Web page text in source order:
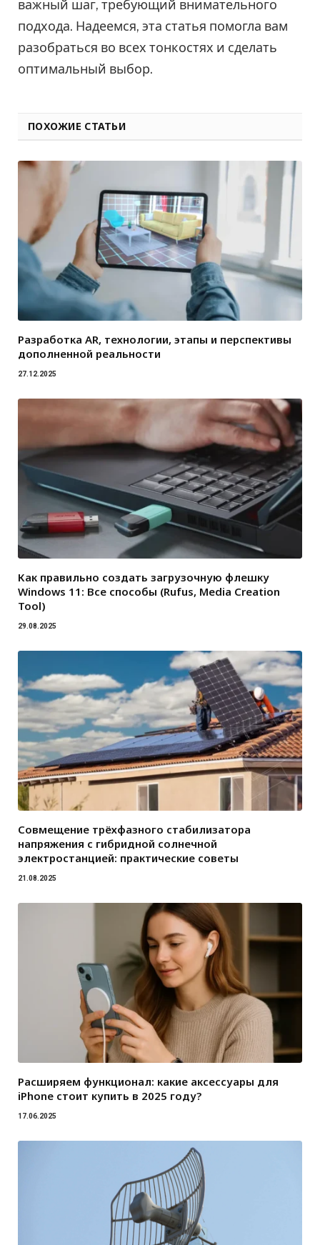
важный шаг, требующий внимательного
подхода. Надеемся, эта статья помогла вам
разобраться во всех тонкостях и сделать
оптимальный выбор.
ПОХОЖИЕ СТАТЬИ
Разработка AR, технологии, этапы и перспективы
дополненной реальности
27.12.2025
Как правильно создать загрузочную флешку
Windows 11: Все способы (Rufus, Media Creation
Tool)
29.08.2025
Совмещение трёхфазного стабилизатора
напряжения с гибридной солнечной
электростанцией: практические советы
21.08.2025
Расширяем функционал: какие аксессуары для
iPhone стоит купить в 2025 году?
17.06.2025